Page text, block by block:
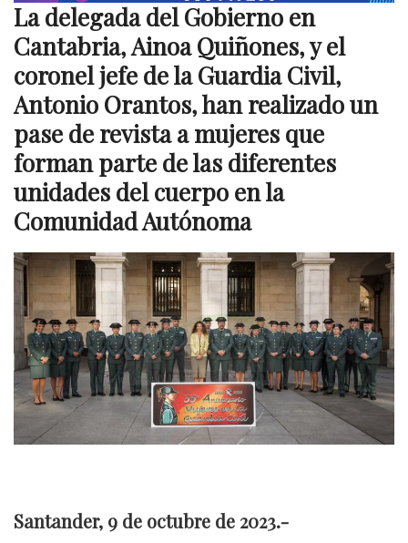
La delegada del Gobierno en
Cantabria, Ainoa Quiñones, y el
coronel jefe de la Guardia Civil,
Antonio Orantos, han realizado un
pase de revista a mujeres que
forman parte de las diferentes
unidades del cuerpo en la
Comunidad Autónoma
Santander, 9 de octubre de 2023.-